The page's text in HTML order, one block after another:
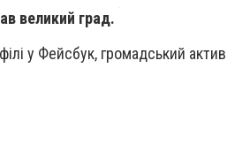
великий град.
у Фейсбук, громадський